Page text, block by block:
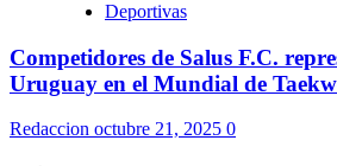
Deportivas
Competidores de Salus F.C.
Uruguay en el Mundial de
Redaccion octubre 21, 2025 0